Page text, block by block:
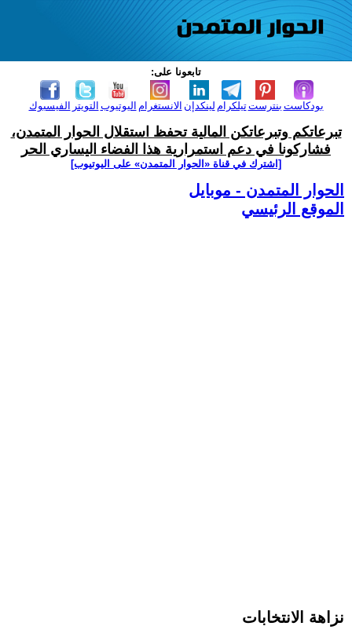
تابعونا على:
الفيسبوك التويتر اليوتيوب الانستغرام لينكدإن تيلكرامبنترست بودكاست
تبرعاتكم وتبرعاتكن المالية تحفظ استقلال الحوار المتمدن،
فشاركونا في دعم استمرارية هذا الفضاء اليساري الحر
[اشترك في قناة ‫«الحوار المتمدن» على اليوتيوب]
الحوار المتمدن - موبايل
الموقع الرئيسي
نزاهة الانتخابات